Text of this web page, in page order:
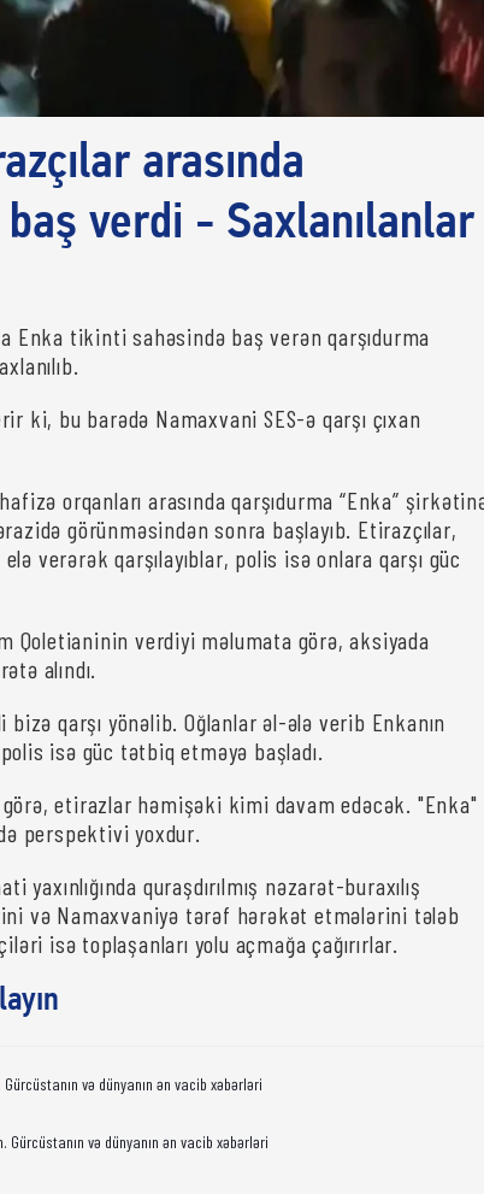
arasında
baş verdi - Saxlanılanlar
Enka tikinti sahəsində baş verən qarşıdurma
ki, bu barədə Namaxvani SES-ə qarşı çıxan
orqanları arasında qarşıdurma “Enka”
görünməsindən sonra başlayıb. Etirazçılar,
verərək qarşılayıblar, polis isə onlara qarşı güc
Qoletianinin verdiyi məlumata görə, aksiyada
alındı.
qarşı yönəlib. Oğlanlar əl-ələ verib Enkanın
polis isə güc tətbiq etməyə başladı.
etirazlar həmişəki kimi davam edəcək. "Enka"
perspektivi yoxdur.
yaxınlığında quraşdırılmış nəzarət-buraxılış
və Namaxvaniyə tərəf hərəkət etmələrini tələb
isə toplaşanları yolu açmağa çağırırlar.
və dünyanın ən vacib xəbərləri
Gürcüstanın və dünyanın ən vacib xəbərləri